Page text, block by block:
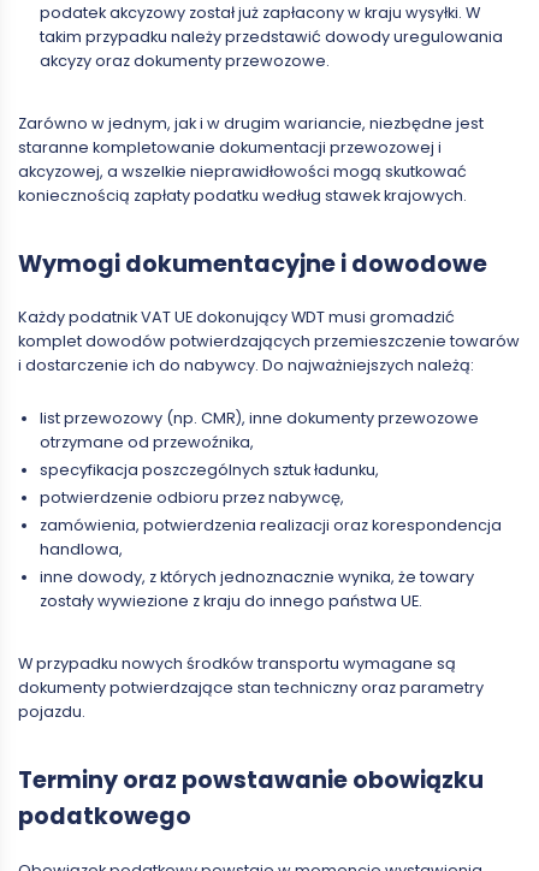
podatek akcyzowy został już zapłacony w kraju wysyłki. W
takim przypadku należy przedstawić dowody uregulowania
akcyzy oraz dokumenty przewozowe.
Zarówno w jednym, jak i w drugim wariancie, niezbędne jest
staranne kompletowanie dokumentacji przewozowej i
akcyzowej, a wszelkie nieprawidłowości mogą skutkować
koniecznością zapłaty podatku według stawek krajowych.
Wymogi dokumentacyjne i dowodowe
Każdy podatnik VAT UE dokonujący WDT musi gromadzić
komplet dowodów potwierdzających przemieszczenie towarów
i dostarczenie ich do nabywcy. Do najważniejszych należą:
list przewozowy (np. CMR), inne dokumenty przewozowe
otrzymane od przewoźnika,
specyfikacja poszczególnych sztuk ładunku,
potwierdzenie odbioru przez nabywcę,
zamówienia, potwierdzenia realizacji oraz korespondencja
handlowa,
inne dowody, z których jednoznacznie wynika, że towary
zostały wywiezione z kraju do innego państwa UE.
W przypadku nowych środków transportu wymagane są
dokumenty potwierdzające stan techniczny oraz parametry
pojazdu.
Terminy oraz powstawanie obowiązku
podatkowego